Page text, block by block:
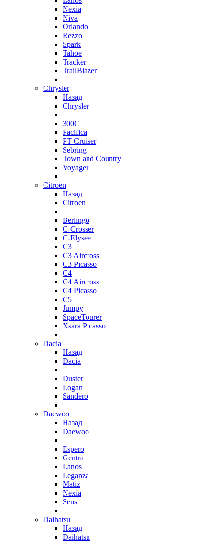
Nexia
Niva
Orlando
Rezzo
Spark
Tahoe
Tracker
TrailBlazer
Chrysler
Назад
Chrysler
300C
Pacifica
PT Cruiser
Sebring
Town and Country
Voyager
Citroen
Назад
Citroen
Berlingo
C-Crosser
C-Elysee
C3
C3 Aircross
C3 Picasso
C4
C4 Aircross
C4 Picasso
C5
Jumpy
SpaceTourer
Xsara Picasso
Dacia
Назад
Dacia
Duster
Logan
Sandero
Daewoo
Назад
Daewoo
Espero
Gentra
Lanos
Leganza
Matiz
Nexia
Sens
Daihatsu
Назад
Daihatsu